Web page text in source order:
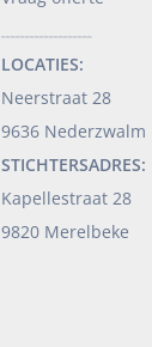
LOCATIES:
Neerstraat 28
9636 Nederzwalm
STICHTERSADRES:
Kapellestraat 28
9820 Merelbeke